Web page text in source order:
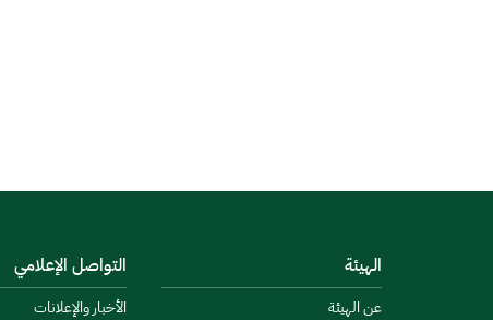
الهيئة
عن الهيئة
التواصل الإعلامي
الأخبار والإعلانات